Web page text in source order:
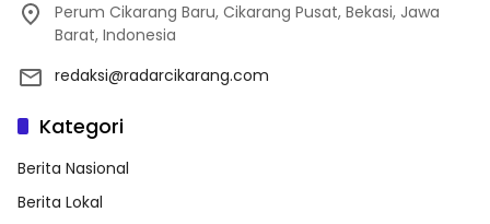
Perum Cikarang Baru, Cikarang Pusat, Bekasi, Jawa
Barat, Indonesia
redaksi@radarcikarang.com
Kategori
Berita Nasional
Berita Lokal